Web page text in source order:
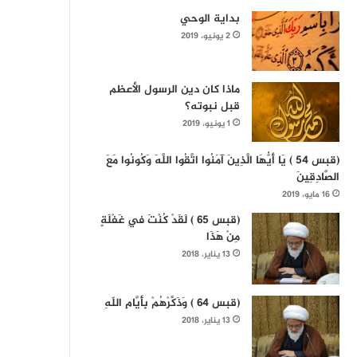
بداية الوحي
2 يونيو، 2019
ماذا كان دين الرسول الأعظم
قبل نبوته؟
1 يونيو، 2019
(قبس 54 ) يَا أَيُّهَا الَّذِينَ آمَنُوا اتَّقُوا اللَّهَ وَكُونُوا مَعَ
الصَّادِقِينَ
16 مايو، 2019
(قبس 65 ) لَقَدْ كُنْتَ فِي غَفْلَةٍ
مِنْ هَذَا
13 يناير، 2018
(قبس 64 ) وَذَكِّرْهُمْ بِأَيَّامِ اللّهِ
13 يناير، 2018